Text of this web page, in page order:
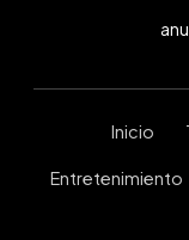
Inicio
Entretenimiento